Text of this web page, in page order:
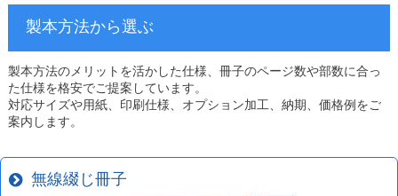
製本方法から選ぶ
製本方法のメリットを活かした仕様、冊子のページ数や部数に合っ
た仕様を格安でご提案しています。
対応サイズや用紙、印刷仕様、オプション加工、納期、価格例をご
案内します。
無線綴じ冊子